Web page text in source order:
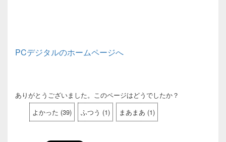
PCデジタルのホームページへ
ありがとうございました。このページはどうでしたか？
よかった (39) ふつう (1) まあまあ (1)